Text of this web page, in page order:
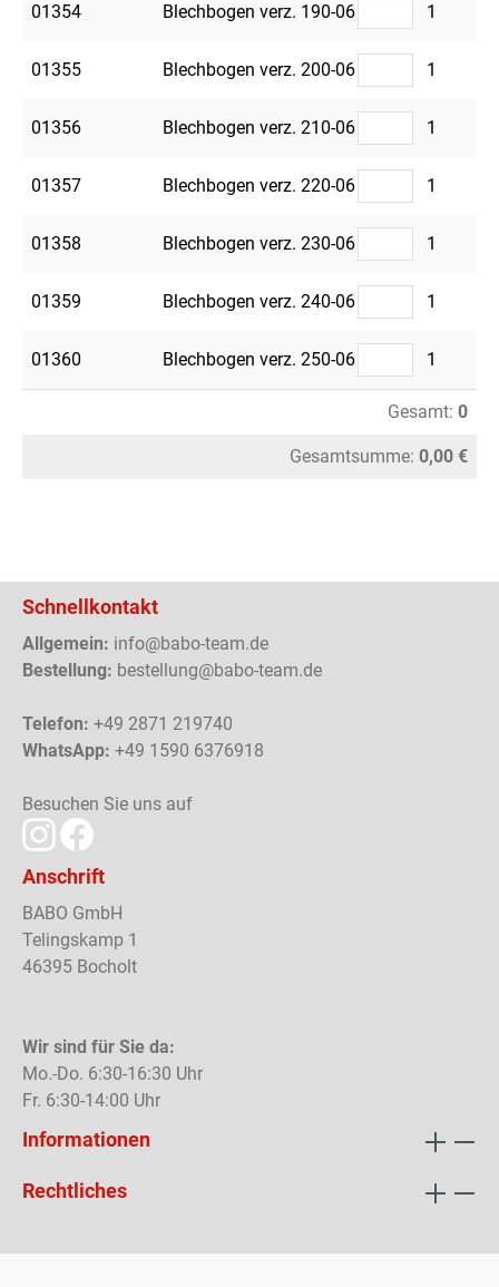
01354 Blechbogen verz. 190-06 1
01355 Blechbogen verz. 200-06 1
01356 Blechbogen verz. 210-06 1
01357 Blechbogen verz. 220-06 1
01358 Blechbogen verz. 230-06 1
01359 Blechbogen verz. 240-06 1
01360 Blechbogen verz. 250-06 1
Gesamt: 0
Gesamtsumme: 0,00 €
Schnellkontakt
Allgemein: info@babo-team.de
Bestellung: bestellung@babo-team.de
Telefon: +49 2871 219740
WhatsApp: +49 1590 6376918
Besuchen Sie uns auf
Anschrift
BABO GmbH
Telingskamp 1
46395 Bocholt
Wir sind für Sie da:
Mo.-Do. 6:30-16:30 Uhr
Fr. 6:30-14:00 Uhr
Informationen
Rechtliches